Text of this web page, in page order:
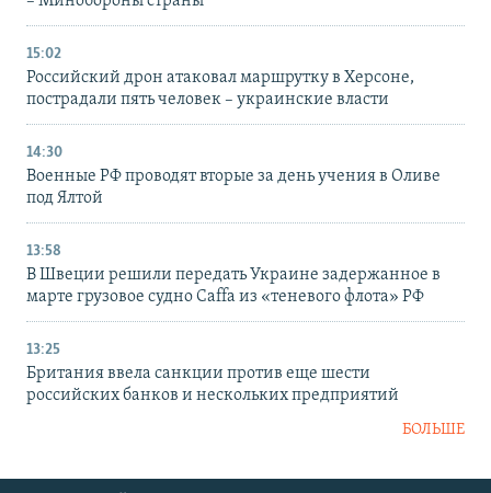
15:02
Российский дрон атаковал маршрутку в Херсоне,
пострадали пять человек – украинские власти
14:30
Военные РФ проводят вторые за день учения в Оливе
под Ялтой
13:58
В Швеции решили передать Украине задержанное в
марте грузовое судно Caffa из «теневого флота» РФ
13:25
Британия ввела санкции против еще шести
российских банков и нескольких предприятий
БОЛЬШЕ